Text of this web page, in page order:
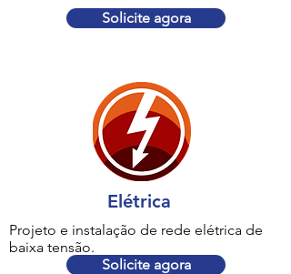
Solicite agora
Elétrica
Projeto e instalação de rede elétrica de
baixa tensão.
Solicite agora